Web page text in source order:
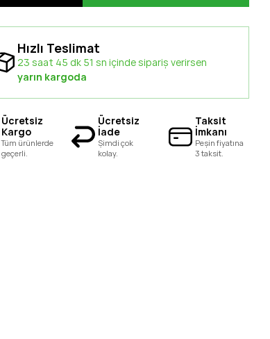
Hızlı Teslimat
23 saat 45 dk 50 sn içinde sipariş verirsen
yarın kargoda
Ücretsiz
Kargo
Tüm ürünlerde
geçerli.
Ücretsiz
İade
Şimdi çok
kolay.
Taksit
İmkanı
Peşin fiyatına
3 taksit.